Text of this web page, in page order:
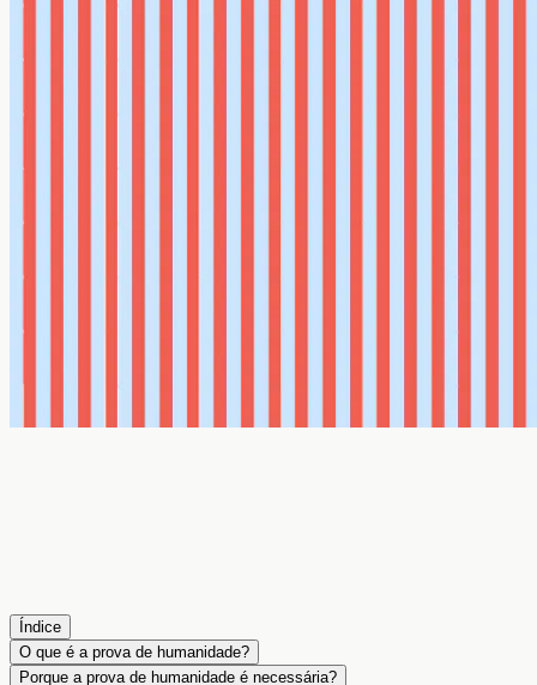
Índice
O que é a prova de humanidade?
Porque a prova de humanidade é necessária?